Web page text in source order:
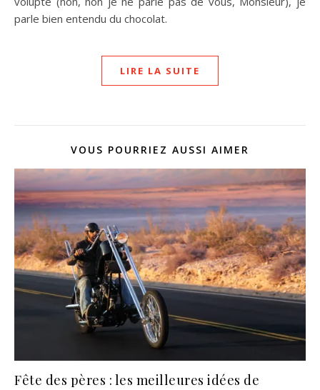
parle bien entendu du chocolat.
LIRE LA SUITE
VOUS POURRIEZ AUSSI AIMER
Fête des pères : les meilleures idées de